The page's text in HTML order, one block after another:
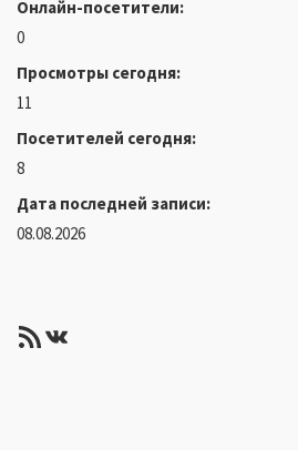
Онлайн-посетители:
0
Просмотры сегодня:
11
Посетителей сегодня:
8
Дата последней записи:
08.08.2026
RSS-лентаВКонтакте